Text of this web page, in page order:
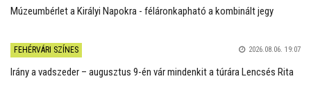
Múzeumbérlet a Királyi Napokra - féláronkapható a kombinált jegy
FEHÉRVÁRI SZÍNES 2026.08.06. 19:07
Irány a vadszeder – augusztus 9-én vár mindenkit a túrára Lencsés Rita